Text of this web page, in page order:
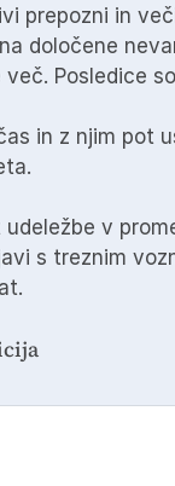
prepozni in
določene
Posledice
in z njim pot
udeležbe v
s treznim